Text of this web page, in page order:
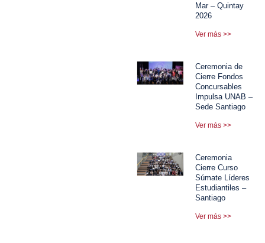
Mar – Quintay
2026
Ver más >>
Ceremonia de
Cierre Fondos
Concursables
Impulsa UNAB –
Sede Santiago
Ver más >>
Ceremonia
Cierre Curso
Súmate Líderes
Estudiantiles –
Santiago
Ver más >>